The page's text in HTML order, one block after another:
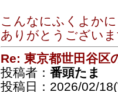
こんなにふくよか
ありがとうござい
Re: 東京都世田谷区
投稿者： 番頭たま
投稿日：2026/02/